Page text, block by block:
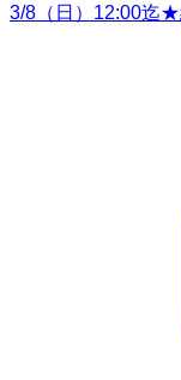
3/8（日）12:00迄